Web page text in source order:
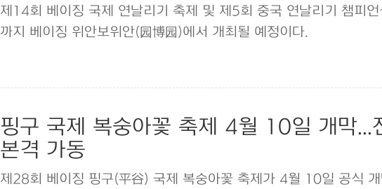
제14회 베이징 국제 연날리기 축제 및 제5회 중국 연날리기 챔피
까지 베이징 위안보위안(园博园)에서 개최될 예정이다.
핑구 국제 복숭아꽃 축제 4월 10일 개막...
본격 가동
제28회 베이징 핑구(平谷) 국제 복숭아꽃 축제가 4월 10일 공식